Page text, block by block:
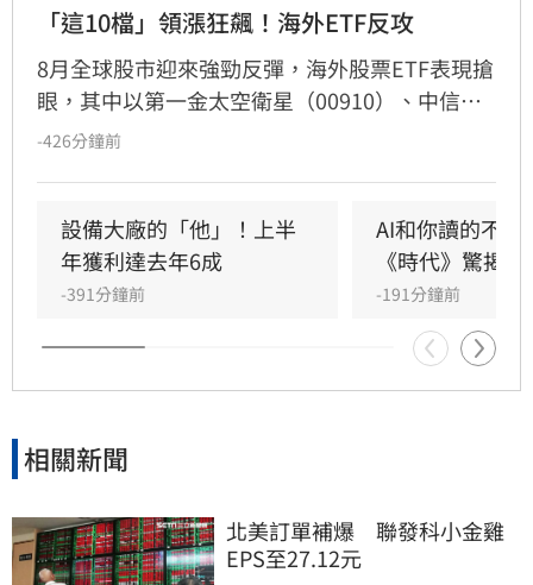
「這10檔」領漲狂飆！海外ETF反攻
8月全球股市迎來強勁反彈，海外股票ETF表現搶
眼，其中以第一金太空衛星（00910）、中信日
本半導體（00954）及台新日本半導體
商機，加上七月跌深後的補漲效應。法人表示，
太空衛星與半導體產業具高波動特性，且月底面
臨指數權重調整，建議投資人避免盲目追高，應
採取定期定額或逢回檔分批佈局策略，長線布局
具潛力的科技前瞻產業，以在震盪行情中穩健勝
出。
-426分鐘前
設備大廠的「他」！上半
年獲利達去年6成
-391分鐘前
AI和你讀的不同
《時代》驚揭1
-191分鐘前
相關新聞
北美訂單補爆　聯發科小金雞
EPS至27.12元